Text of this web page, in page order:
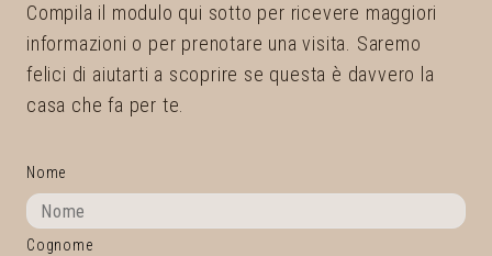
Compila il modulo qui sotto per ricevere maggiori
informazioni o per prenotare una visita. Saremo
felici di aiutarti a scoprire se questa è davvero la
casa che fa per te.
Nome
Cognome